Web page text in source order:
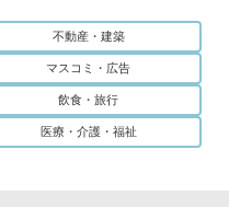
不動産・建築
マスコミ・広告
飲食・旅行
医療・介護・福祉